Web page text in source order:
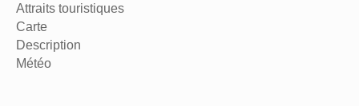
Attraits touristiques
Carte
Description
Météo